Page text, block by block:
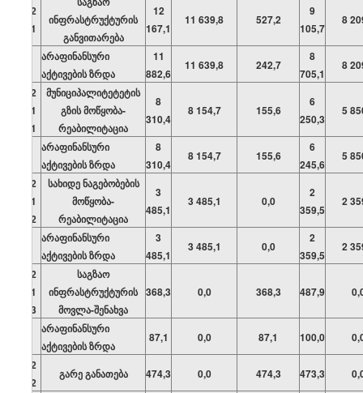
02
01
ინფრასტრუქტურის
განვითარება
12
167,1
11 639,8 527,2
9
105,7
8
არაფინანსური
აქტივების ზრდა
11
882,6
11 639,8 242,7
8
705,1
8
02
01
01
მუნიციპალიტეტეტის
გზის მოწყობა-
რეაბილიტაცია
8
310,4
8 154,7 155,6
6
250,3
5
არაფინანსური
აქტივების ზრდა
8
310,4
8 154,7 155,6
6
245,6
5
02
01
02
სახიდე ნაგებობების
მოწყობა-
რეაბილიტაცია
3
485,1
3 485,1 0,0
2
359,5
2
არაფინანსური
აქტივების ზრდა
3
485,1
3 485,1 0,0
2
359,5
2
02
01
03
საგზაო
ინფრასტრუქტურის
მოვლა-შენახვა
368,3 0,0 368,3 487,9
არაფინანსური
აქტივების ზრდა
87,1 0,0 87,1 100,0
02
02
გარე განათება 474,3 0,0 474,3 473,3